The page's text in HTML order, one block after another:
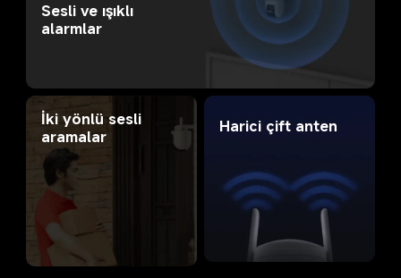
Sesli ve ışıklı
alarmlar
İki yönlü sesli
aramalar
Harici çift anten